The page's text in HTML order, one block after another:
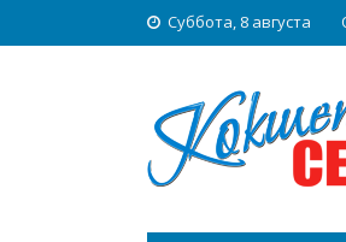
Суббота, 8 августа